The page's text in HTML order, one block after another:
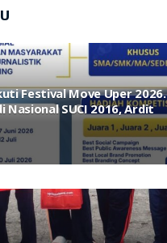
Festival Move Uper 2026.
Nasional SUCI 2016, Ardit